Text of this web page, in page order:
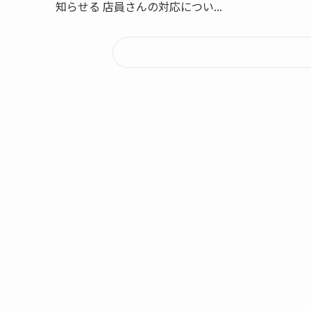
知らせる 店員さんの対応につい...